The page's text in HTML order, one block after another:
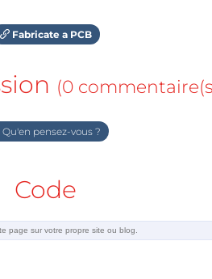
Fabricate a PCB
(0
Qu'en pensez-vous ?
Code